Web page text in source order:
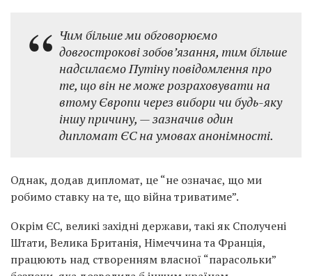
Чим більше ми обговорюємо
довгострокові зобов’язання, тим більше
надсилаємо Путіну повідомлення про
те, що він не може розраховувати на
втому Європи через вибори чи будь-яку
іншу причину, — зазначив один
дипломат ЄС на умовах анонімності.
Однак, додав дипломат, це “не означає, що ми
робимо ставку на те, що війна триватиме”.
Окрім ЄС, великі західні держави, такі як Сполучені
Штати, Велика Британія, Німеччина та Франція,
працюють над створенням власної “парасольки”